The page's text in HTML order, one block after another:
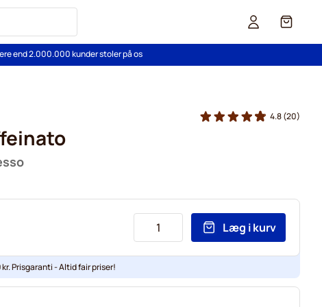
Cart
end 2.000.000 kunder stoler på os
4.8(20)
Læg i kurv
Prisgaranti - Altid fair priser!